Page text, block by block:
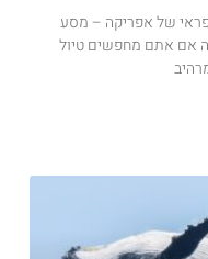
של אפריקה – מסע
אם אתם מחפשים טיול